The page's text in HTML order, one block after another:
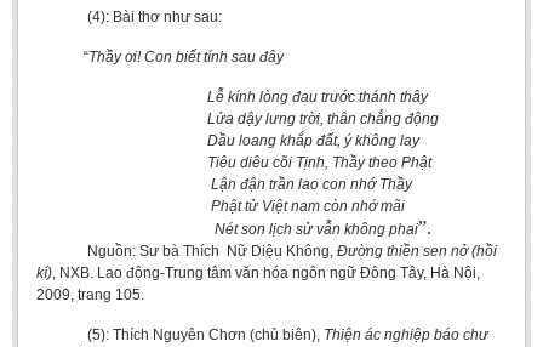
(4): Bài thơ như sau:
“Thầy ơi! Con biết tính sau đây
Lễ kính lòng đau trước thánh thây
Lửa dậy lưng trời, thân chẳng động
Dầu loang khắp đất, ý không lay
Tiêu diêu cõi Tịnh, Thầy theo Phật
Lận đận trần lao con nhớ Thầy
Phật tử Việt nam còn nhớ mãi
Nét son lịch sử vẫn không phai”.
Nguồn: Sư bà Thích Nữ Diệu Không, Đường thiền sen nở (hồi
kí), NXB. Lao động-Trung tâm văn hóa ngôn ngữ Đông Tây, Hà Nội,
2009, trang 105.
(5): Thích Nguyên Chơn (chủ biên), Thiện ác nghiệp báo chư